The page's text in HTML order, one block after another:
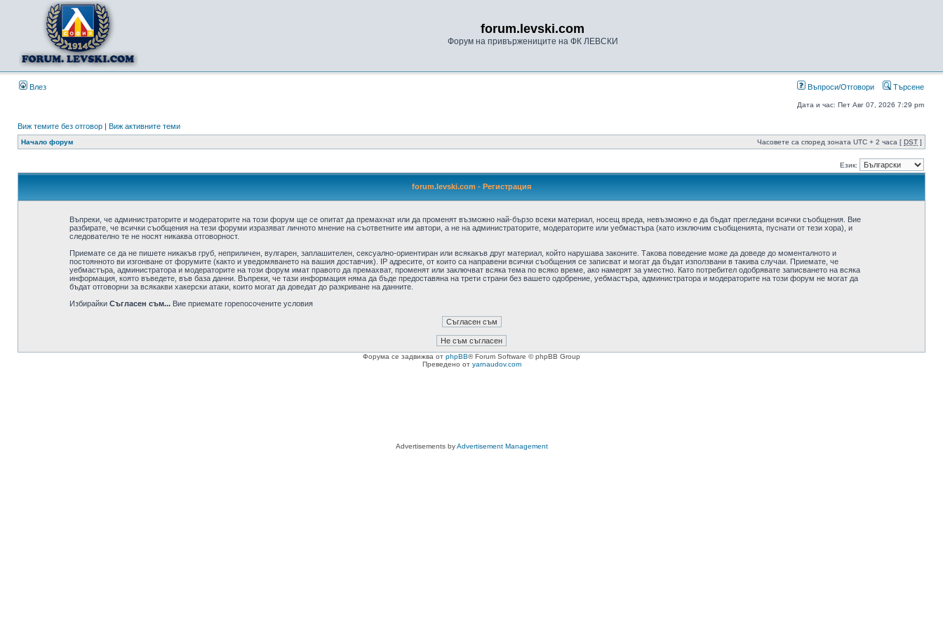
forum.levski.com
Форум на привържениците на ФК ЛЕВСКИ
Влез Въпроси/Отговори Търсене
Дата и час: Пет Авг 07, 2026 7:29 pm
Виж темите без отговор | Виж активните теми
Начало форум Часовете са според зоната UTC + 2 часа [ DST ]
Език:
forum.levski.com - Регистрация
Въпреки, че администраторите и модераторите на този форум ще се опитат да премахнат или да променят възможно най-бързо всеки материал, носещ вреда, невъзможно е да бъдат прегледани всички съобщения. Вие
разбирате, че всички съобщения на тези форуми изразяват личното мнение на съответните им автори, а не на администраторите, модераторите или уебмастъра (като изключим съобщенията, пуснати от тези хора), и
следователно те не носят никаква отговорност.
Приемате се да не пишете никакъв груб, неприличен, вулгарен, заплашителен, сексуално-ориентиран или всякакъв друг материал, който нарушава законите. Такова поведение може да доведе до моменталното и
постоянното ви изгонване от форумите (както и уведомяването на вашия доставчик). IP адресите, от които са направени всички съобщения се записват и могат да бъдат използвани в такива случаи. Приемате, че
уебмастъра, администратора и модераторите на този форум имат правото да премахват, променят или заключват всяка тема по всяко време, ако намерят за уместно. Като потребител одобрявате записването на всяка
информация, която въведете, във база данни. Въпреки, че тази информация няма да бъде предоставяна на трети страни без вашето одобрение, уебмастъра, администратора и модераторите на този форум не могат да
бъдат отговорни за всякакви хакерски атаки, които могат да доведат до разкриване на данните.
Избирайки Съгласен съм...Вие приемате горепосочените условия
Форума се задвижва от phpBB® Forum Software © phpBB Group
Преведено от yarnaudov.com
Advertisements byAdvertisement Management